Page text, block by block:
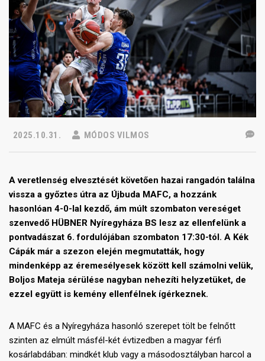
2025.10.31. MÓDOS VILMOS
A veretlenség elvesztését követően hazai rangadón találna
vissza a győztes útra az Újbuda MAFC, a hozzánk
hasonlóan 4-0-lal kezdő, ám múlt szombaton vereséget
szenvedő HÜBNER Nyíregyháza BS lesz az ellenfelünk a
pontvadászat 6. fordulójában szombaton 17:30-tól. A Kék
Cápák már a szezon elején megmutatták, hogy
mindenképp az éremesélyesek között kell számolni velük,
Boljos Mateja sérülése nagyban nehezíti helyzetüket, de
ezzel együtt is kemény ellenfélnek ígérkeznek.
A MAFC és a Nyíregyháza hasonló szerepet tölt be felnőtt
szinten az elmúlt másfél-két évtizedben a magyar férfi
kosárlabdában: mindkét klub vagy a másodosztályban harcol a